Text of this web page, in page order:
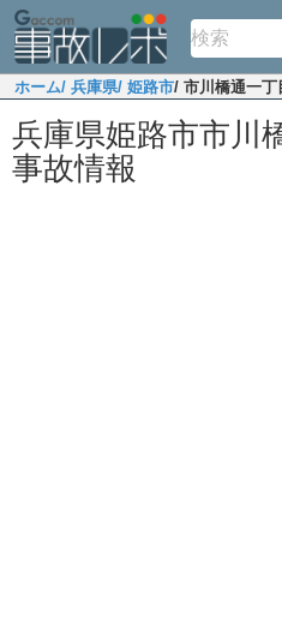
ホーム/ 兵庫県/ 姫路市/ 市川橋通一丁
兵庫県姫路市市川
事故情報